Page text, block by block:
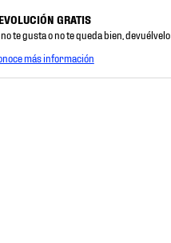
GRATIS
te gusta o no te queda bien, devuélvelo
más información